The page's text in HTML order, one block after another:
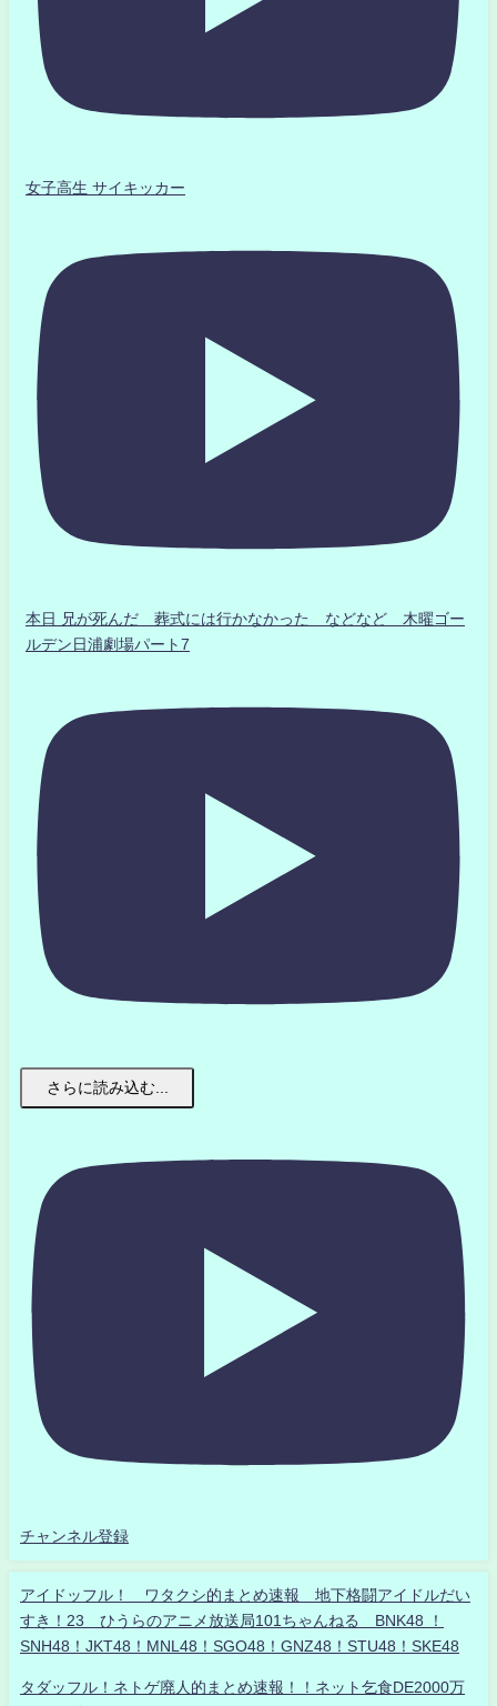
女子高生 サイキッカー
本日 兄が死んだ 葬式には行かなかった などなど 木曜ゴー
ルデン日浦劇場パート7
さらに読み込む...
チャンネル登録
アイドッフル！ ワタクシ的まとめ速報 地下格闘アイドルだい
すき！23 ひうらのアニメ放送局101ちゃんねる BNK48 ！
SNH48！JKT48！MNL48！SGO48！GNZ48！STU48！SKE48
タダッフル！ネトゲ廃人的まとめ速報！！ネット乞食DE2000万